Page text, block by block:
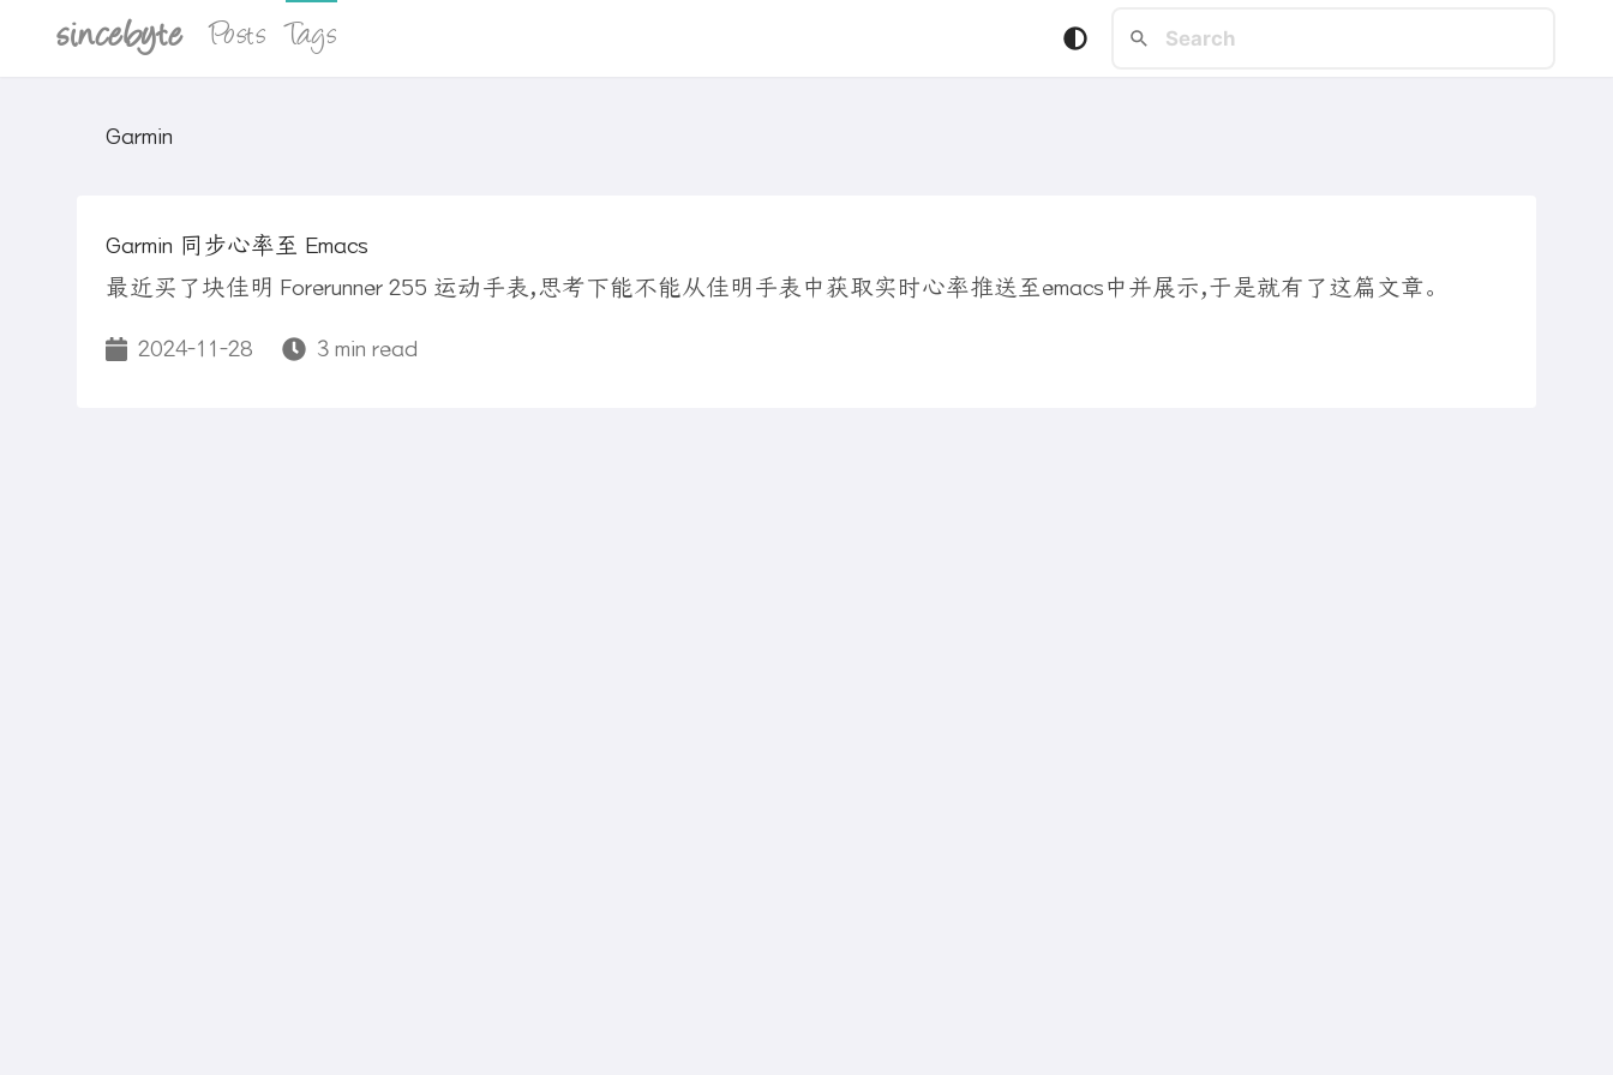
sincebyte Posts Tags
Garmin
Garmin 同步心率至 Emacs
最近买了块佳明 Forerunner 255 运动手表,思考下能不能从佳明手表中获取实时心率推送至emacs中并展示,于是就有了这篇文章。
2024-11-28 3 min read